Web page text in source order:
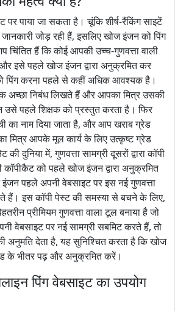
पर पाया जा सकता है। चूंकि शीर्ष-रैंकिंग साइटें
जोड़ रही हैं, इसलिए खोज इंजन को पिंग
चिंतित हैं कि कोई आपकी उच्च-गुणवत्ता वाली
इसे पहले खोज इंजन द्वारा अनुक्रमित कर
पिंग करना पहले से कहीं अधिक आवश्यक है।
अच्छा निबंध लिखते हैं और आपका मित्र उसकी
उसे पहले शिक्षक को प्रस्तुत करता है। फिर
का नाम दिया जाता है, और आप खराब ग्रेड
मित्र आपके मूल कार्य के लिए उत्कृष्ट ग्रेड
दुनिया में, गुणवत्ता सामग्री दूसरों द्वारा कॉपी
को पहले खोज इंजन द्वारा अनुक्रमित
इंजन पहले अपनी वेबसाइट पर इस नई गुणवत्ता
हैं। इस कॉपी पेस्ट की समस्या से बचने के लिए,
प्रीमियम गुणवत्ता वाला टूल बनाया है जो
वेबसाइट पर नई सामग्री सबमिट करते हैं, तो
अनुमति देता है, यह सुनिश्चित करता है कि खोज
के भीतर पढ़ और अनुक्रमित करें।
पिंग वेबसाइट का उपयोग